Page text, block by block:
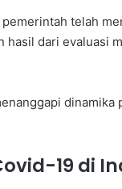
telah
hasil dari evaluasi
19 di